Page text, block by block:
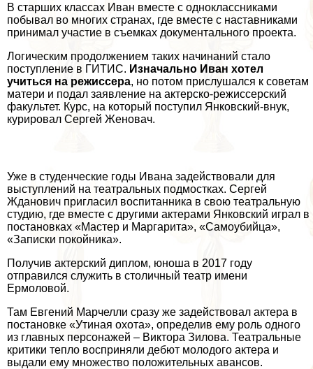
В старших классах Иван вместе с одноклассниками
побывал во многих странах, где вместе с наставниками
принимал участие в съемках документального проекта.
Логическим продолжением таких начинаний стало
поступление в ГИТИС. Изначально Иван хотел
учиться на режиссера, но потом прислушался к советам
матери и подал заявление на актерско-режиссерский
факультет. Курс, на который поступил Янковский-внук,
курировал Сергeй Женовач.
Уже в студенческие годы Ивана задействовали для
выступлений на театральных подмостках. Сергeй
Жданович пригласил воспитанника в свою театральную
студию, где вместе с другими актерами Янковский играл в
постановках «Мастер и Маргарита», «Самоубийца»,
«Записки покойника».
Получив актерский диплом, юноша в 2017 году
отправился служить в столичный театр имени
Ермоловой.
Там Евгений Марчелли сразу же задействовал актера в
постановке «Утиная охота», определив ему роль одного
из главных персонажей – Виктора Зилова. Театральные
критики тепло восприняли дебют молодого актера и
выдали ему множество положительных авансов.